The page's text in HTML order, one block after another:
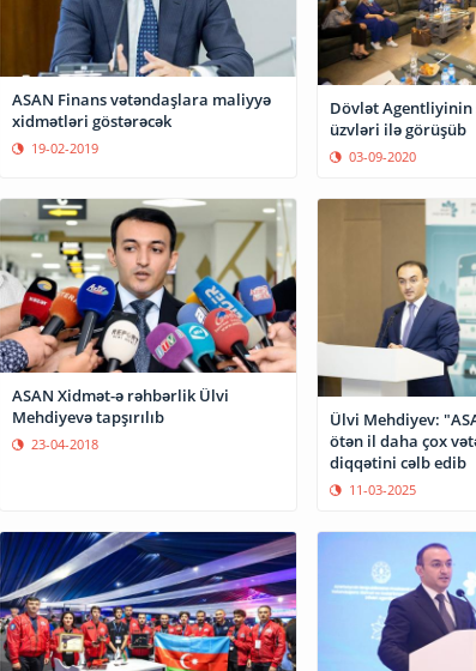
ASAN Finans vətəndaşlara maliyyə
xidmətləri göstərəcək
19-02-2019
Dövlət Agentliyinin
üzvləri ilə görüşüb
03-09-2020
ASAN Xidmət-ə rəhbərlik Ülvi
Mehdiyevə tapşırılıb
23-04-2018
Ülvi Mehdiyev:
ötən il daha çox
diqqətini cəlb edib
11-03-2025